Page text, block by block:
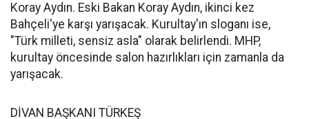
Koray Aydın. Eski Bakan Koray Aydın, ikinci kez
Bahçeli'ye karşı yarışacak. Kurultay'ın sloganı ise,
"Türk milleti, sensiz asla" olarak belirlendi. MHP,
kurultay öncesinde salon hazırlıkları için zamanla da
yarışacak.
DİVAN BAŞKANI TÜRKEŞ